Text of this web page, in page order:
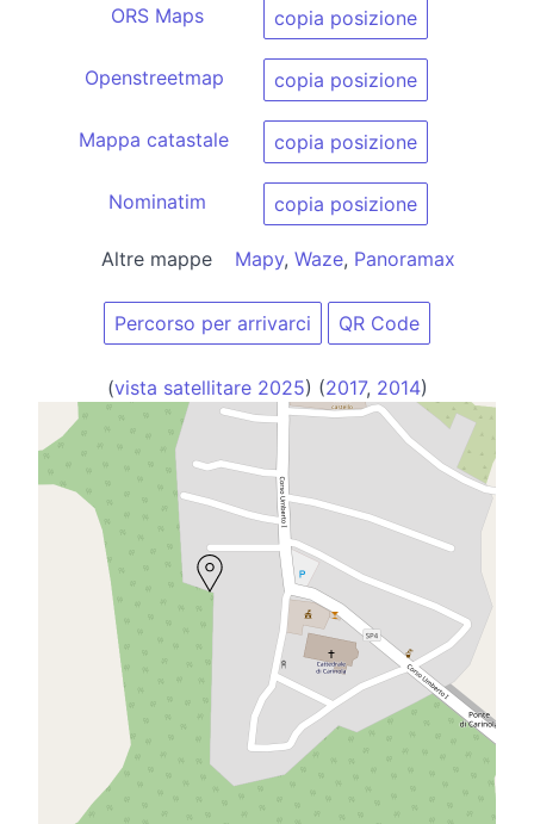
ORS Maps copia posizione
Openstreetmap copia posizione
Mappa catastale copia posizione
Nominatim copia posizione
Altre mappe Mapy, Waze, Panoramax
Percorso per arrivarci QR Code
(vista satellitare 2025) (2017, 2014)